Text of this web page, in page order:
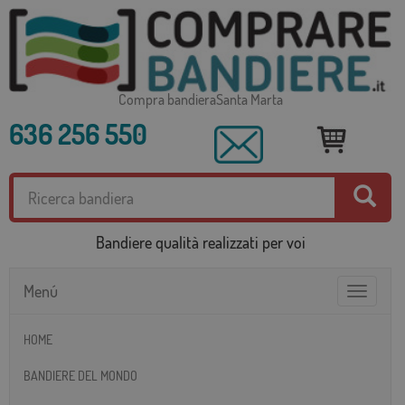
Compra bandieraSanta Marta
636 256 550
Bandiere qualità realizzati per voi
Toggle
Menú
HOME
BANDIERE DEL MONDO